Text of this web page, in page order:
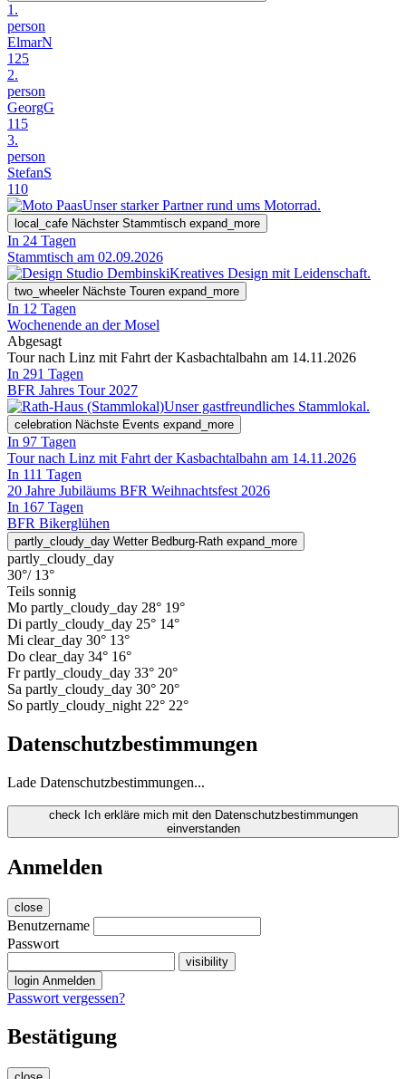
1.
person
ElmarN
125
2.
person
GeorgG
115
3.
person
StefanS
110
Unser starker Partner rund ums Motorrad.
local_cafe Nächster Stammtisch expand_more
In 24 Tagen
Stammtisch am 02.09.2026
Kreatives Design mit Leidenschaft.
two_wheeler Nächste Touren expand_more
In 12 Tagen
Wochenende an der Mosel
Abgesagt
Tour nach Linz mit Fahrt der Kasbachtalbahn am 14.11.2026
In 291 Tagen
BFR Jahres Tour 2027
Unser gastfreundliches Stammlokal.
celebration Nächste Events expand_more
In 97 Tagen
Tour nach Linz mit Fahrt der Kasbachtalbahn am 14.11.2026
In 111 Tagen
20 Jahre Jubiläums BFR Weihnachtsfest 2026
In 167 Tagen
BFR Bikerglühen
partly_cloudy_day Wetter Bedburg-Rath expand_more
partly_cloudy_day
30°/ 13°
Teils sonnig
Mo partly_cloudy_day 28° 19°
Di partly_cloudy_day 25° 14°
Mi clear_day 30° 13°
Do clear_day 34° 16°
Fr partly_cloudy_day 33° 20°
Sa partly_cloudy_day 30° 20°
So partly_cloudy_night 22° 22°
Datenschutzbestimmungen
Lade Datenschutzbestimmungen...
check Ich erkläre mich mit den Datenschutzbestimmungen
einverstanden
Anmelden
close
Benutzername
Passwort
visibility
login Anmelden
Passwort vergessen?
Bestätigung